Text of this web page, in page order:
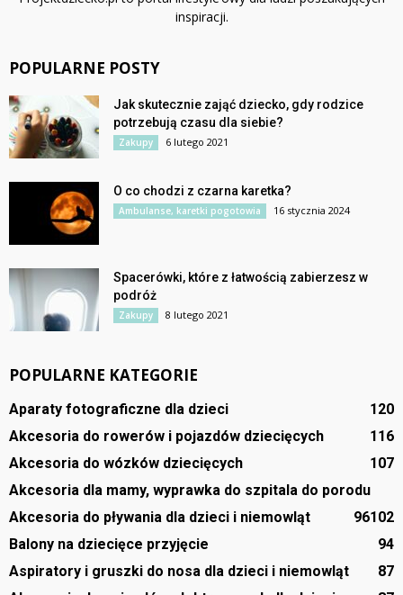
inspiracji.
POPULARNE POSTY
Jak skutecznie zająć dziecko, gdy rodzice
potrzebują czasu dla siebie?
Zakupy 6 lutego 2021
O co chodzi z czarna karetka?
Ambulanse, karetki pogotowia 16 stycznia 2024
Spacerówki, które z łatwością zabierzesz w
podróż
Zakupy 8 lutego 2021
POPULARNE KATEGORIE
Aparaty fotograficzne dla dzieci
120
Akcesoria do rowerów i pojazdów dziecięcych
116
Akcesoria do wózków dziecięcych
107
Akcesoria dla mamy, wyprawka do szpitala do porodu
102
Akcesoria do pływania dla dzieci i niemowląt
96
Balony na dziecięce przyjęcie
94
Aspiratory i gruszki do nosa dla dzieci i niemowląt
87